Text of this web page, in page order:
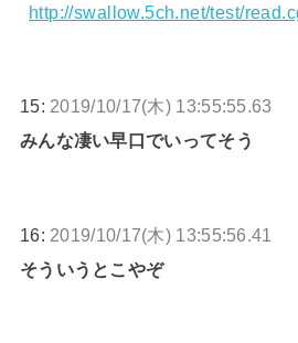
http://swallow.5ch.net/test/
15: 2019/10/17(木) 13:55:55.63
みんな凄い早口でいってそう
16: 2019/10/17(木) 13:55:56.41
そういうとこやぞ